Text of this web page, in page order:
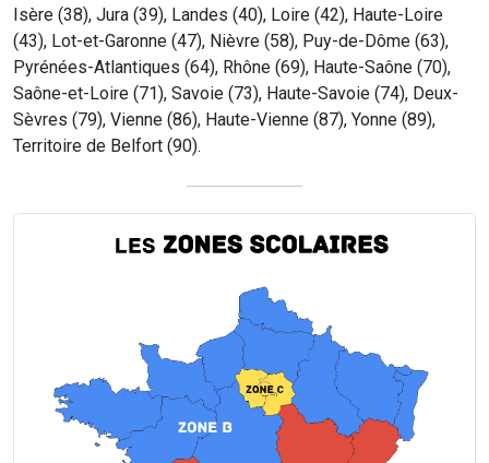
Isère (38), Jura (39), Landes (40), Loire (42), Haute-Loire
(43), Lot-et-Garonne (47), Nièvre (58), Puy-de-Dôme (63),
Pyrénées-Atlantiques (64), Rhône (69), Haute-Saône (70),
Saône-et-Loire (71), Savoie (73), Haute-Savoie (74), Deux-
Sèvres (79), Vienne (86), Haute-Vienne (87), Yonne (89),
Territoire de Belfort (90).